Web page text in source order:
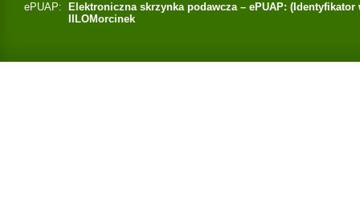
ePUAP:
Elektroniczna skrzynka podawcza – ePUAP: (Identyfikator
IILOMorcinek